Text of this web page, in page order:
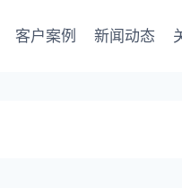
客户案例 新闻动态